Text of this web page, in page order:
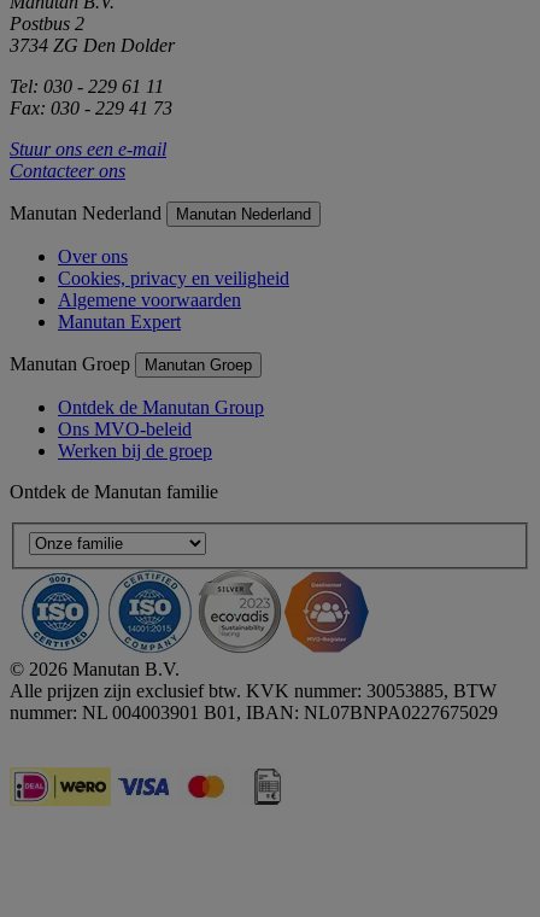
Postbus 2
3734 ZG Den Dolder
Tel: 030 - 229 61 11
Fax: 030 - 229 41 73
Stuur ons een e-mail
Contacteer ons
Manutan Nederland Manutan Nederland
Over ons
Cookies, privacy en veiligheid
Algemene voorwaarden
Manutan Expert
Manutan Groep Manutan Groep
Ontdek de Manutan Group
Ons MVO-beleid
Werken bij de groep
Ontdek de Manutan familie
© 2026 Manutan B.V.
Alle prijzen zijn exclusief btw. KVK nummer: 30053885, BTW
nummer: NL 004003901 B01, IBAN: NL07BNPA0227675029